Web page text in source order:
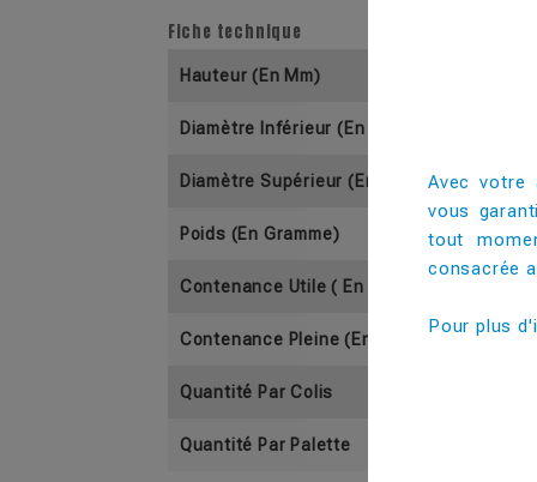
Fiche technique
Hauteur (En Mm)
Diamètre Inférieur (En Mm)
Diamètre Supérieur (En Mm)
Poids (En Gramme)
Contenance Utile ( En Cl)
Contenance Pleine (En Cl)
Quantité Par Colis
Quantité Par Palette
Avec votre
vous
tout
consacrée
Pour plus